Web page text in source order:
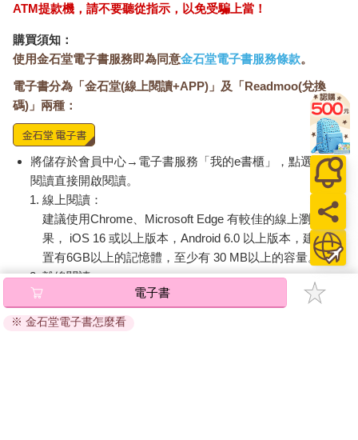
定此杯咖啡的價格。只要真心肯換，他一定收。
的朋友〉。
「你們是賣咖啡的？」女士不可置信地說。
「網路上說有一台胖卡穿梭南北，天天播放老掉牙的卡帶。我很
好奇，聽說這台胖卡最近可能在這裡出沒，猜想你今天會到這
裡。但我搞錯了，我還以為你是從事什麼行動藝術的藝人。我原
本想把一些卡帶送你，讓你在表演的時候和大家分享。真不好意
思，我搞錯了，沒想到這裡是賣咖啡的。」
「你沒搞錯，我的行動咖啡館的確是一場有目的的社會實驗，說
是行動藝術也未嘗不可。我賣咖啡，但其實我又不只賣咖啡。如
果你願意，請坐下來，讓我播放你帶來的卡帶。我想，你一定有
什麼故事想要說吧。來來來，咖啡免費，音樂無價。」
那位提著IKEA塑膠袋的女士沒有上座。
她別過臉去。眼眶都是淚水。
很久她才說，「這袋子裡的卡帶很重。我很早就想把它們都丟
了。謝謝你的溫柔邀請，聽你這樣說，它們突然變輕了。」
在譚詠麟的歌聲中，一則關於朋友的故事才要開始。
ATM提款機，請不要聽從指示，以免受騙上當！
購買須知：
使用金石堂電子書服務即為同意金石堂電子書服務條款。
電子書分為「金石堂(線上閱讀+APP)」及「Readmoo(兌換
碼)」兩種：
將儲存於會員中心→電子書服務「我的e書櫃」，點選線上
閱讀直接開啟閱讀。
線上閱讀：
建議使用Chrome、Microsoft Edge 有較佳的線上瀏覽效
果， iOS 16 或以上版本，Android 6.0 以上版本，建議裝
置有6GB以上的記憶體，至少有 30 MB以上的容量。
離線閱讀：
Android
安裝電子書APP後，請依照提示登入「會員中心」→「我
電子書
※ 金石堂電子書怎麼看